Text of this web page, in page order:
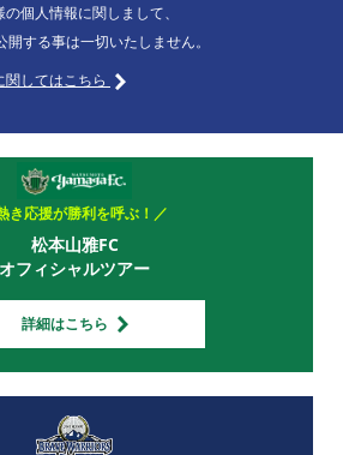
個人情報に関しまして、
する事は一切いたしません。
してはこちら
き応援が勝利を呼ぶ！／
松本山雅FC
オフィシャルツアー
詳細はこちら